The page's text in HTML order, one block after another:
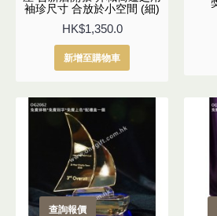
袖珍尺寸 合放於小空間 (細)
HK$1,350.0
新增至購物車
查詢報價